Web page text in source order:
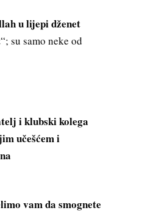
u lijepi dženet
“; su samo neke od
i klubski kolega
učešćem i
vam da smognete